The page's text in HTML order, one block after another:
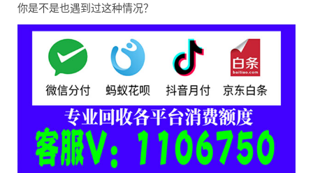
你是不是也遇到过这种情况？